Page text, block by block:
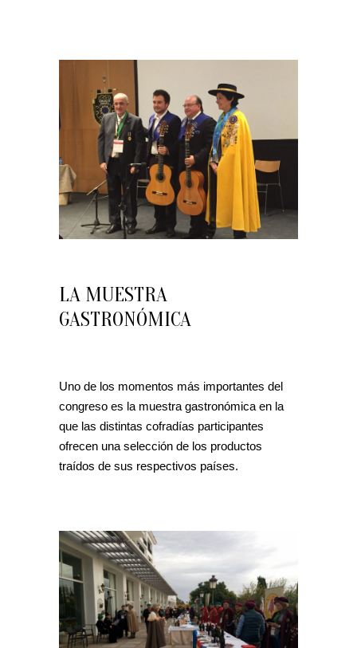
LA MUESTRA
GASTRONÓMICA
Uno de los momentos más importantes del
congreso es la muestra gastronómica en la
que las distintas cofradías participantes
ofrecen una selección de los productos
traídos de sus respectivos países.